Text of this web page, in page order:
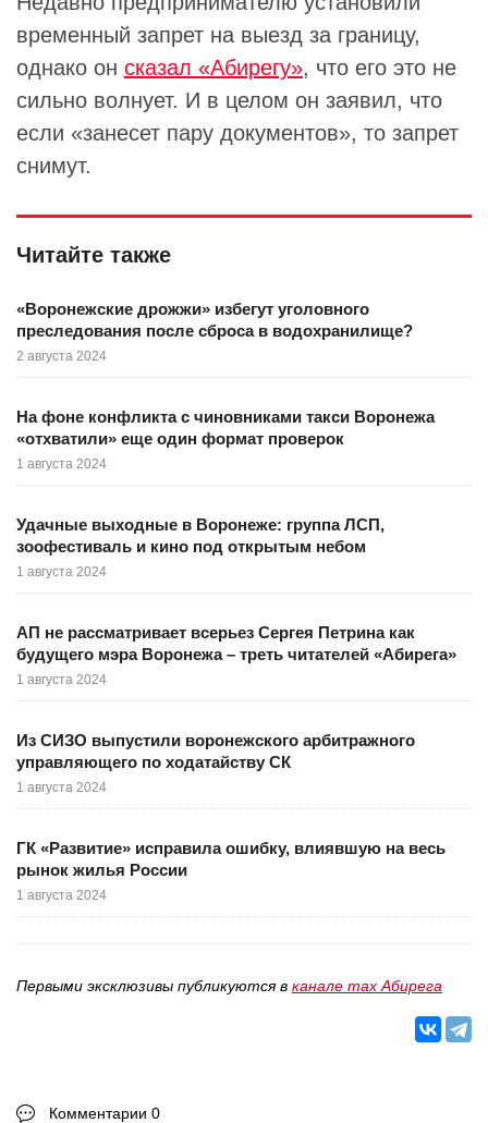
временный запрет на выезд за границу,
однако он сказал «Абирегу», что его это не
сильно волнует. И в целом он заявил, что
если «занесет пару документов», то запрет
снимут.
Читайте также
«Воронежские дрожжи» избегут уголовного
преследования после сброса в водохранилище?
2 августа 2024
На фоне конфликта с чиновниками такси Воронежа
«отхватили» еще один формат проверок
1 августа 2024
Удачные выходные в Воронеже: группа ЛСП,
зоофестиваль и кино под открытым небом
1 августа 2024
АП не рассматривает всерьез Сергея Петрина как
будущего мэра Воронежа – треть читателей «Абирега»
1 августа 2024
Из СИЗО выпустили воронежского арбитражного
управляющего по ходатайству СК
1 августа 2024
ГК «Развитие» исправила ошибку, влиявшую на весь
рынок жилья России
1 августа 2024
Первыми эксклюзивы публикуются в канале max Абирега
Комментарии 0